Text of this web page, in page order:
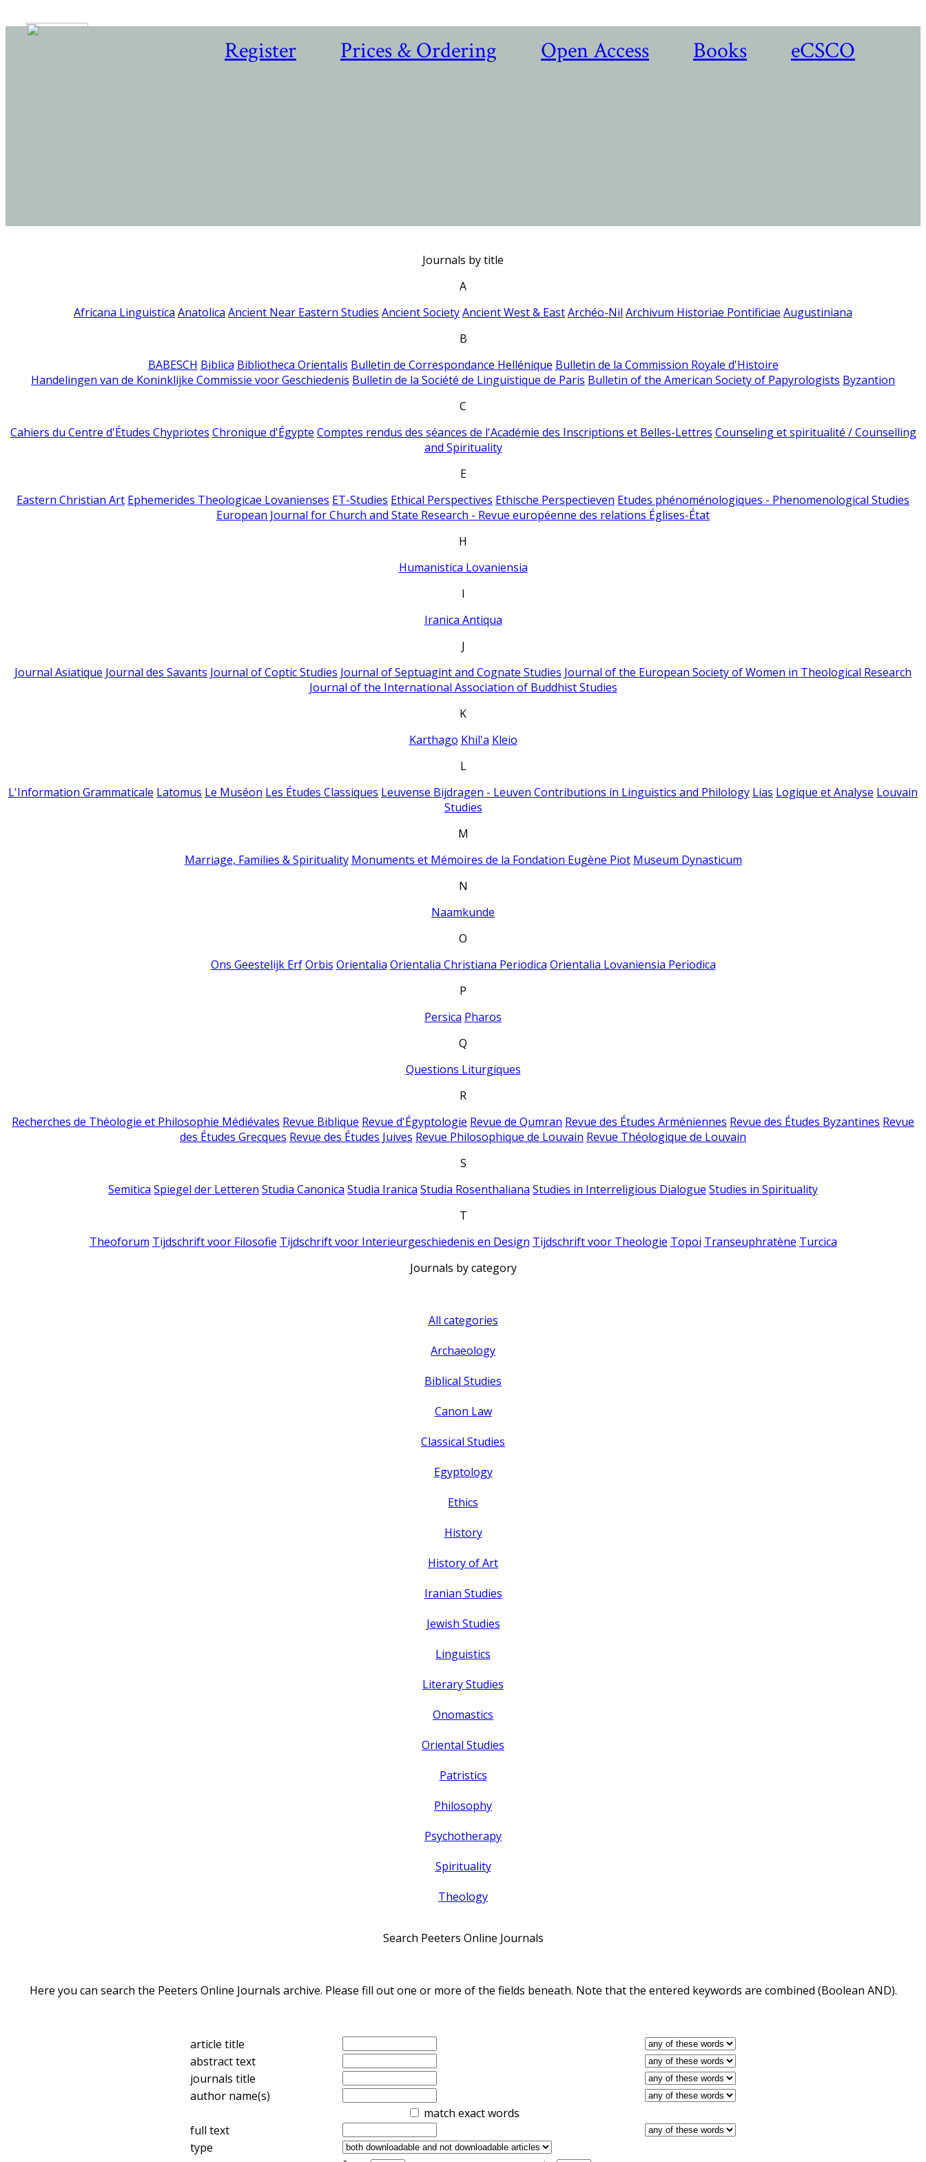
Register Prices & Ordering Open Access Books eCSCO
Journals by title
A
Africana Linguistica Anatolica Ancient Near Eastern Studies Ancient SocietyAncient West & EastArchéo-Nil Archivum Historiae Pontificiae Augustiniana
B
BABESCH Biblica Bibliotheca Orientalis Bulletin de Correspondance Hellénique Bulletin de la Commission Royale d'Histoire
Handelingen van de Koninklijke Commissie voor Geschiedenis Bulletin de la Société de Linguistique de Paris Bulletin of the American Society of Papyrologists Byzantion
C
Cahiers du Centre d'Études Chypriotes Chronique d'Égypte Comptes rendus des séances de l'Académie des Inscriptions et Belles-Lettres Counseling et spiritualité / Counselling
and Spirituality
E
Eastern Christian Art Ephemerides Theologicae Lovanienses ET-Studies Ethical Perspectives Ethische Perspectieven Etudes phénoménologiques - Phenomenological Studies
European Journal for Church and State Research - Revue européenne des relations Églises-État
H
Humanistica Lovaniensia
I
Iranica Antiqua
J
Journal Asiatique Journal des Savants Journal of Coptic Studies Journal of Septuagint and Cognate Studies Journal of the European Society of Women in Theological Research
Journal of the International Association of Buddhist Studies
K
Karthago Khil'a Kleio
L
L'Information Grammaticale Latomus Le Muséon Les Études Classiques Leuvense Bijdragen - Leuven Contributions in Linguistics and Philology Lias Logique et Analyse Louvain
Studies
M
Marriage, Families & Spirituality Monuments et Mémoires de la Fondation Eugène Piot Museum Dynasticum
N
Naamkunde
O
Ons Geestelijk Erf Orbis Orientalia Orientalia Christiana Periodica Orientalia Lovaniensia Periodica
P
Persica Pharos
Q
Questions Liturgiques
R
Recherches de Théologie et Philosophie Médiévales Revue Biblique Revue d'Égyptologie Revue de Qumran Revue des Études Arméniennes Revue des Études Byzantines Revue
des Études Grecques Revue des Études Juives Revue Philosophique de Louvain Revue Théologique de Louvain
S
Semitica Spiegel der Letteren Studia Canonica Studia Iranica Studia Rosenthaliana Studies in Interreligious Dialogue Studies in Spirituality
T
Theoforum Tijdschrift voor Filosofie Tijdschrift voor Interieurgeschiedenis en Design Tijdschrift voor Theologie Topoi Transeuphratène Turcica
Journals by category
All categories
Archaeology
Biblical Studies
Canon Law
Classical Studies
Egyptology
Ethics
History
History of Art
Iranian Studies
Jewish Studies
Linguistics
Literary Studies
Onomastics
Oriental Studies
Patristics
Philosophy
Psychotherapy
Spirituality
Theology
Search Peeters Online Journals
Here you can search the Peeters Online Journals archive. Please fill out one or more of the fields beneath. Note that the entered keywords are combined (Boolean AND).
article title
abstract text
journals title
author name(s)
match exact words
full text
type